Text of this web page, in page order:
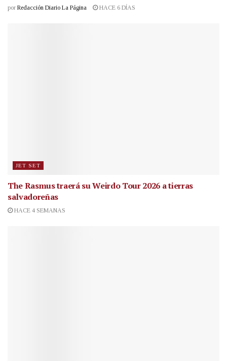
por Redacción Diario La Página HACE 6 DÍAS
JET SET
The Rasmus traerá su Weirdo Tour 2026 a tierras
salvadoreñas
HACE 4 SEMANAS